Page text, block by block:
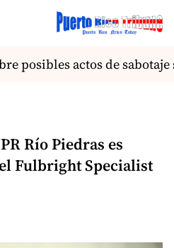
posibles actos de sabotaje
Río Piedras es
Fulbright Specialist